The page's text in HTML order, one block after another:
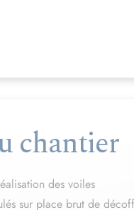
chantier
des voiles
sur place brut de